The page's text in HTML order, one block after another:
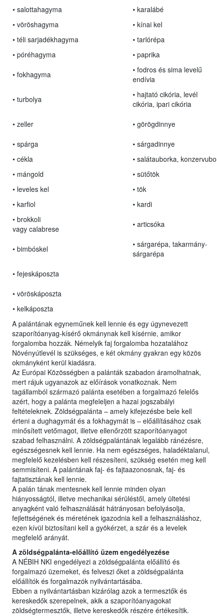
• salottahagyma
• karalábé
• vöröshagyma
• kínai kel
• téli sarjadékhagyma
• tarlórépa
• póréhagyma
• paprika
• fokhagyma
• fodros és sima levelű
endívia
• turbolya
• hajtató cikória, levél
cikória, ipari cikória
• zeller • görögdinnye
• spárga
• sárgadinnye
• cékla
• salátauborka,
• mángold
• sütőtök
• leveles kel
• tök
• karfiol
• kardi
• brokkoli
vagy calabrese
• articsóka
• bimbóskel
• sárgarépa, takarmány-
sárgarépa
• fejeskáposzta
• vöröskáposzta
• kelkáposzta
A palántának egyneműnek kell lennie és egy úgynevezett
szaporítóanyag-kísérő okmánynak kell kísérnie, amikor
forgalomba hozzák. Némelyik faj forgalomba hozatalához
Növényútlevél is szükséges, e két okmány gyakran egy közös
okmányként kerül kiadásra.
Az Európai Közösségben a palánták szabadon áramolhatnak,
mert rájuk ugyanazok az előírások vonatkoznak. Nem
tagállamból származó palánta esetében a forgalmazó felelős
azért, hogy a palánta megfeleljen a hazai jogszabályi
feltételeknek. Zöldségpalánta – amely kifejezésbe bele kell
érteni a dughagymát és a fokhagymát is – előállításához csak
minősített vetőmagot, illetve ellenőrzött szaporítóanyagot
szabad felhasználni. A zöldségpalántának legalább ránézésre,
egészségesnek kell lennie. Ha nem egészséges, haladéktalanul,
megfelelő kezelésben kell részesíteni, szükség esetén meg kell
semmisíteni. A palántának faj- és fajtaazonosnak, faj- és
fajtatisztának kell lennie.
A palán tának mentesnek kell lennie minden olyan
hiányosságtól, illetve mechanikai sérüléstől, amely ültetési
anyagként való felhasználását hátrányosan befolyásolja,
fejlettségének és méretének igazodnia kell a felhasználáshoz,
ezen kívül biztosítani kell a gyökérzet, a szár és a levelek
megfelelő arányát.
A zöldségpalánta-előállító üzem engedélyezése
A NÉBIH NKI engedélyezi a zöldségpalánta előállító és
forgalmazó üzemeket, és felveszi őket a zöldségpalánta
előállítók és forgalmazók nyilvántartásába.
Ebben a nyilvántartásban kizárólag azok a termesztők és
kereskedők szerepelnek, akik a szaporítóanyagokat
zöldségtermesztők, illetve kereskedők részére értékesítik.